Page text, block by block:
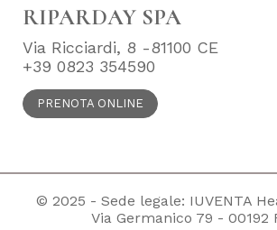
RIPARDAY SPA
Via Ricciardi, 8 -81100 CE
+39 0823 354590
PRENOTA ONLINE
© 2025 - Sede legale: IUVENTA
Via Germanico 79 - 00192